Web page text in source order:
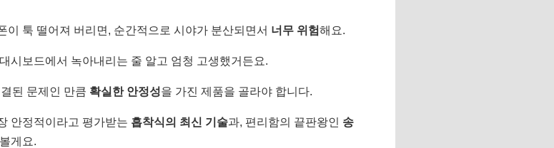
툭 떨어져 버리면, 순간적으로 시야가 분산되면서 너무 위험해요.
시보드에서 녹아내리는 줄 알고 엄청 고생했거든요.
된 문제인 만큼 확실한 안정성을 가진 제품을 골라야 합니다.
안정적이라고 평가받는 흡착식의 최신 기술과, 편리함의 끝판왕인 송
게요.